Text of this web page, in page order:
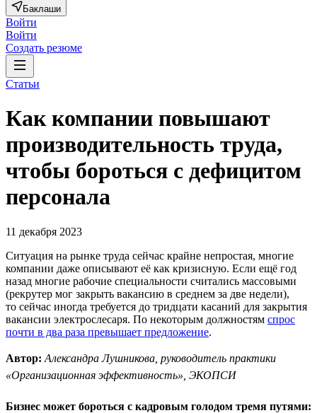
Баклаши
Войти
Войти
Создать резюме
Статьи
Как компании повышают
производительность труда,
чтобы бороться с дефицитом
персонала
11 декабря 2023
Ситуация на рынке труда сейчас крайне непростая, многие
компании даже описывают её как кризисную. Если ещё год
назад многие рабочие специальности считались массовыми
(рекрутер мог закрыть вакансию в среднем за две недели),
то сейчас иногда требуется до тридцати касаний для закрытия
вакансии электрослесаря. По некоторым должностям спрос
почти в два раза превышает предложение.
Автор: Александра Лушникова, руководитель практики
«Организационная эффективность», ЭКОПСИ
Бизнес может бороться с кадровым голодом тремя путями: